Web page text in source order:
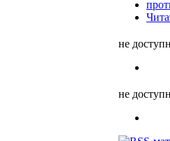
не
не